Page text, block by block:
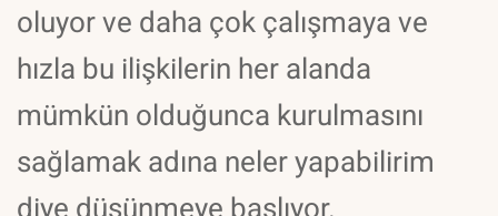
oluyor ve daha çok çalışmaya ve
hızla bu ilişkilerin her alanda
mümkün olduğunca kurulmasını
sağlamak adına neler yapabilirim